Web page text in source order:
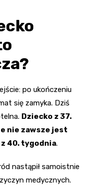
po ukończeniu
się zamyka. Dziś
Dziecko z 37.
nie zawsze jest
z 40. tygodnia.
nastąpił samoistnie
medycznych.